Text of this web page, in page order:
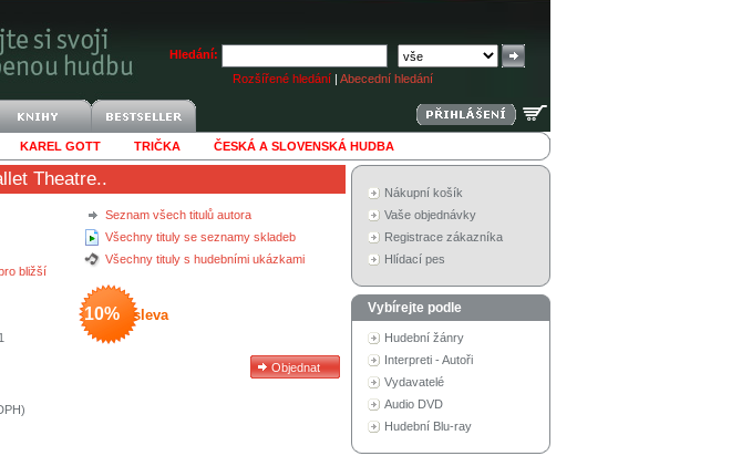
Hledání:
Rozšířené hledání | Abecední hledání
KAREL GOTT TRIČKA ČESKÁ A SLOVENSKÁ HUDBA
Theatre..
Seznam všech titulů autora
Všechny tituly se seznamy skladeb
Všechny tituly s hudebními ukázkami
10% sleva
bližší
Nákupní košík
Vaše objednávky
Registrace zákazníka
Hlídací pes
Vybírejte podle
Hudební žánry
Interpreti - Autoři
Vydavatelé
Audio DVD
Hudební Blu-ray